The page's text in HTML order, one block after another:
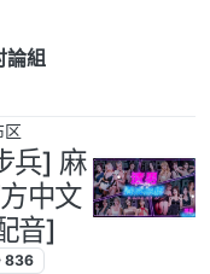
論組
区
兵] 麻
中文
音]
836